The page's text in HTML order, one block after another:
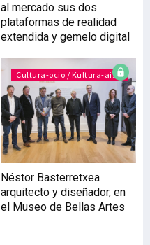
al mercado sus dos
plataformas de realidad
extendida y gemelo digital
Cultura-ocio / Kultura-aisia
Néstor Basterretxea
arquitecto y diseñador, en
el Museo de Bellas Artes